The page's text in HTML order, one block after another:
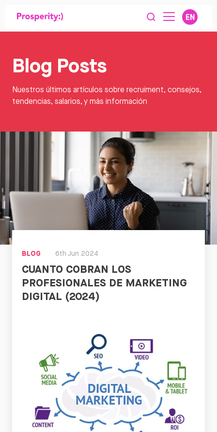
EN
Blog Posts
Nuestros últimos artículos sobre recruiment, consejos,
tendencias, salarios, y más información
BLOG 6th Jun 2024
CUANTO COBRAN LOS
PROFESIONALES DE MARKETING
DIGITAL (2024)